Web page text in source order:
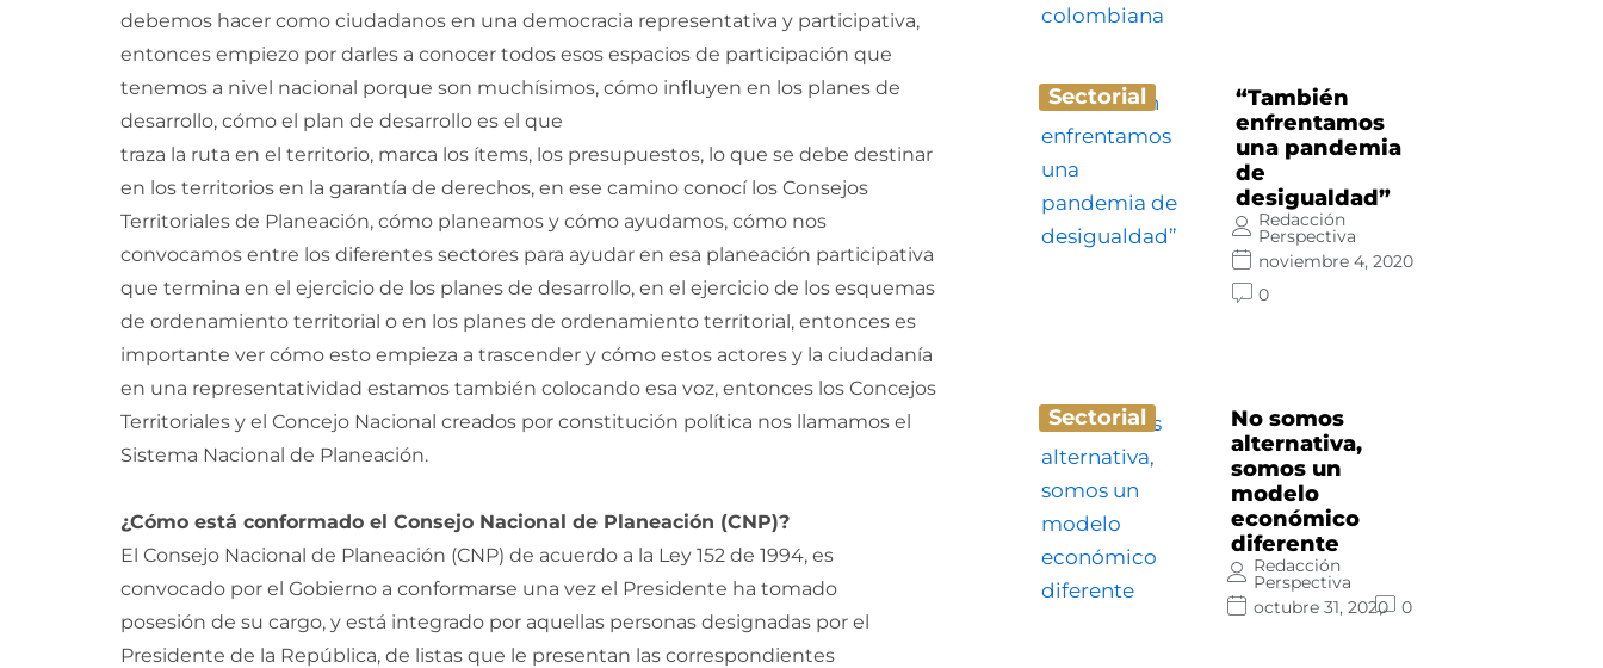
debemos hacer como ciudadanos en una democracia representativa y participativa,
entonces empiezo por darles a conocer todos esos espacios de participación que
tenemos a nivel nacional porque son muchísimos, cómo influyen en los planes de
desarrollo, cómo el plan de desarrollo es el que
traza la ruta en el territorio, marca los ítems, los presupuestos, lo que se debe destinar
en los territorios en la garantía de derechos, en ese camino conocí los Consejos
Territoriales de Planeación, cómo planeamos y cómo ayudamos, cómo nos
convocamos entre los diferentes sectores para ayudar en esa planeación participativa
que termina en el ejercicio de los planes de desarrollo, en el ejercicio de los esquemas
de ordenamiento territorial o en los planes de ordenamiento territorial, entonces es
importante ver cómo esto empieza a trascender y cómo estos actores y la ciudadanía
en una representatividad estamos también colocando esa voz, entonces los Concejos
Territoriales y el Concejo Nacional creados por constitución política nos llamamos el
Sistema Nacional de Planeación.
¿Cómo está conformado el Consejo Nacional de Planeación (CNP)?
El Consejo Nacional de Planeación (CNP) de acuerdo a la Ley 152 de 1994, es
convocado por el Gobierno a conformarse una vez el Presidente ha tomado
posesión de su cargo, y está integrado por aquellas personas designadas por el
Presidente de la República, de listas que le presentan las correspondientes
Sectorial
“También
enfrentamos
una pandemia
de
desigualdad”
Redacción
Perspectiva
noviembre 4, 2020
0
Sectorial
No somos
alternativa,
somos un
modelo
económico
diferente
Redacción
Perspectiva
octubre 31, 2020
0